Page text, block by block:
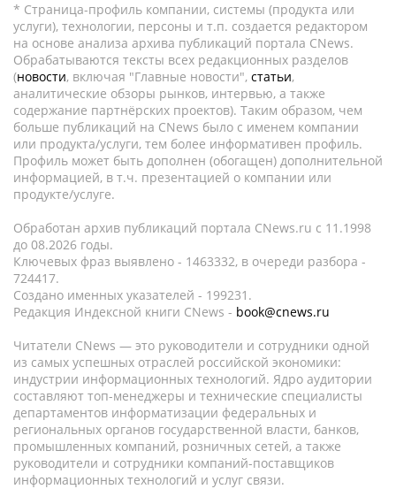
* Страница-профиль компании, системы (продукта или
услуги), технологии, персоны и т.п. создается редактором
на основе анализа архива публикаций портала CNews.
Обрабатываются тексты всех редакционных разделов
(новости, включая "Главные новости", статьи,
аналитические обзоры рынков, интервью, а также
содержание партнёрских проектов). Таким образом, чем
больше публикаций на CNews было с именем компании
или продукта/услуги, тем более информативен профиль.
Профиль может быть дополнен (обогащен) дополнительной
информацией, в т.ч. презентацией о компании или
продукте/услуге.
Обработан архив публикаций портала CNews.ru c 11.1998
до 08.2026 годы.
Ключевых фраз выявлено - 1463332, в очереди разбора -
724417.
Создано именных указателей - 199231.
Редакция Индексной книги CNews - book@cnews.ru
Читатели CNews — это руководители и сотрудники одной
из самых успешных отраслей российской экономики:
индустрии информационных технологий. Ядро аудитории
составляют топ-менеджеры и технические специалисты
департаментов информатизации федеральных и
региональных органов государственной власти, банков,
промышленных компаний, розничных сетей, а также
руководители и сотрудники компаний-поставщиков
информационных технологий и услуг связи.